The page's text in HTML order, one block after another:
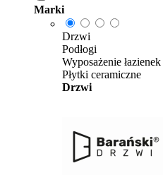
Marki
Drzwi
Podłogi
Wyposażenie łazienek
Płytki ceramiczne
Drzwi